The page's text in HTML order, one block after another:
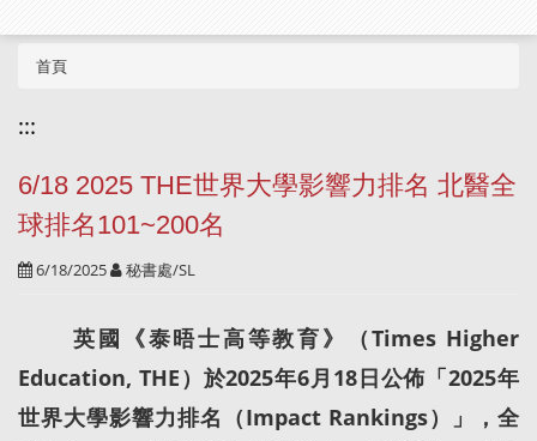
首頁
:::
6/18 2025 THE世界大學影響力排名 北醫全
球排名101~200名
6/18/2025 秘書處/SL
英國《泰晤士高等教育》（Times Higher
Education, THE）於2025年6月18日公佈「2025年
世界大學影響力排名（Impact Rankings）」，全